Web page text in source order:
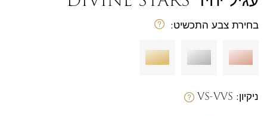
בחירת צבע התכשיט:
ניקיון: VS-VVS